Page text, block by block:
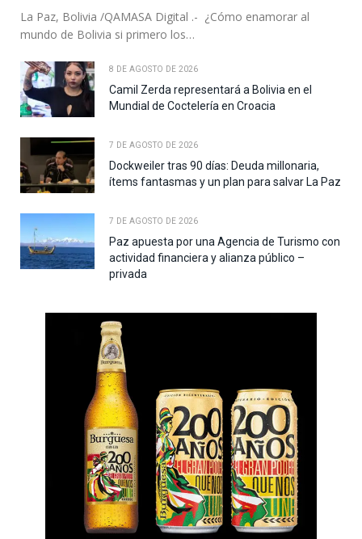
La Paz, Bolivia /QAMASA Digital .- ¿Cómo enamorar al
mundo de Bolivia si primero los…
8 DE AGOSTO DE 2026
Camil Zerda representará a Bolivia en el
Mundial de Coctelería en Croacia
7 DE AGOSTO DE 2026
Dockweiler tras 90 días: Deuda millonaria,
ítems fantasmas y un plan para salvar La Paz
7 DE AGOSTO DE 2026
Paz apuesta por una Agencia de Turismo con
actividad financiera y alianza público –
privada